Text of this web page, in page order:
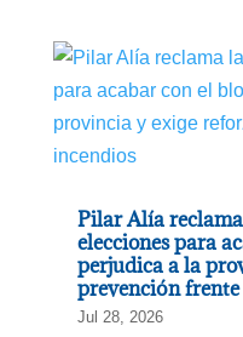
Pilar Alía
elecciones para
perjudica a la
prevención
Jul 28, 2026